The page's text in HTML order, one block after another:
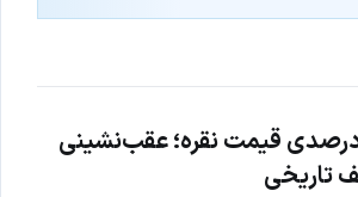
بیش از ۲ درصدی قیمت نقره؛ عقب‌نشینی
تاریخی